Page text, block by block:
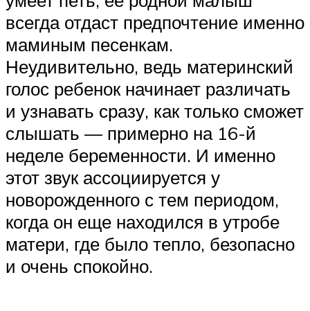
всегда отдаст предпочтение именно
маминым песенкам.
Неудивительно, ведь материнский
голос ребенок начинает различать
и узнавать сразу, как только сможет
слышать — примерно на 16-й
неделе беременности. И именно
этот звук ассоциируется у
новорожденного с тем периодом,
когда он еще находился в утробе
матери, где было тепло, безопасно
и очень спокойно.